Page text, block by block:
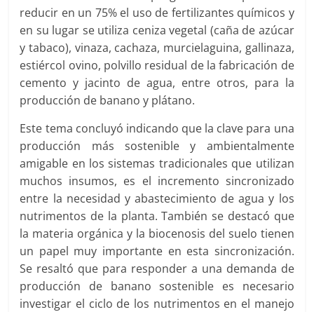
reducir en un 75% el uso de fertilizantes químicos y
en su lugar se utiliza ceniza vegetal (caña de azúcar
y tabaco), vinaza, cachaza, murcielaguina, gallinaza,
estiércol ovino, polvillo residual de la fabricación de
cemento y jacinto de agua, entre otros, para la
producción de banano y plátano.
Este tema concluyó indicando que la clave para una
producción más sostenible y ambientalmente
amigable en los sistemas tradicionales que utilizan
muchos insumos, es el incremento sincronizado
entre la necesidad y abastecimiento de agua y los
nutrimentos de la planta. También se destacó que
la materia orgánica y la biocenosis del suelo tienen
un papel muy importante en esta sincronización.
Se resaltó que para responder a una demanda de
producción de banano sostenible es necesario
investigar el ciclo de los nutrimentos en el manejo